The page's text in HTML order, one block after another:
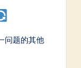
问题的其他